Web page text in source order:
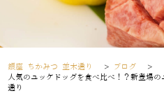
銀座 ちかみつ 並木通り > ブログ
>
人気のユッケドッグを食べ比べ！？新登場
通り